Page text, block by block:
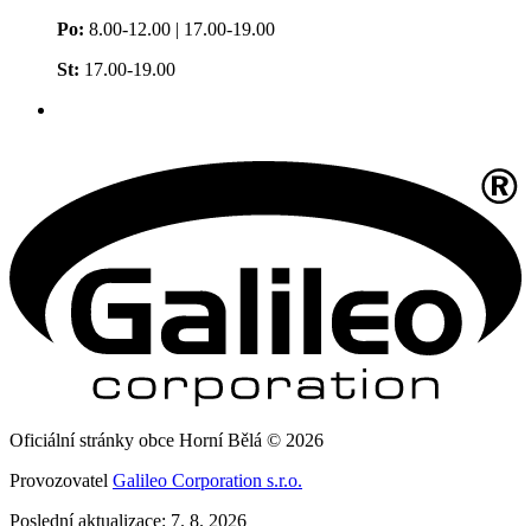
Po: 8.00-12.00 | 17.00-19.00
St: 17.00-19.00
Oficiální stránky obce Horní Bělá © 2026
Provozovatel Galileo Corporation s.r.o.
Poslední aktualizace: 7. 8. 2026